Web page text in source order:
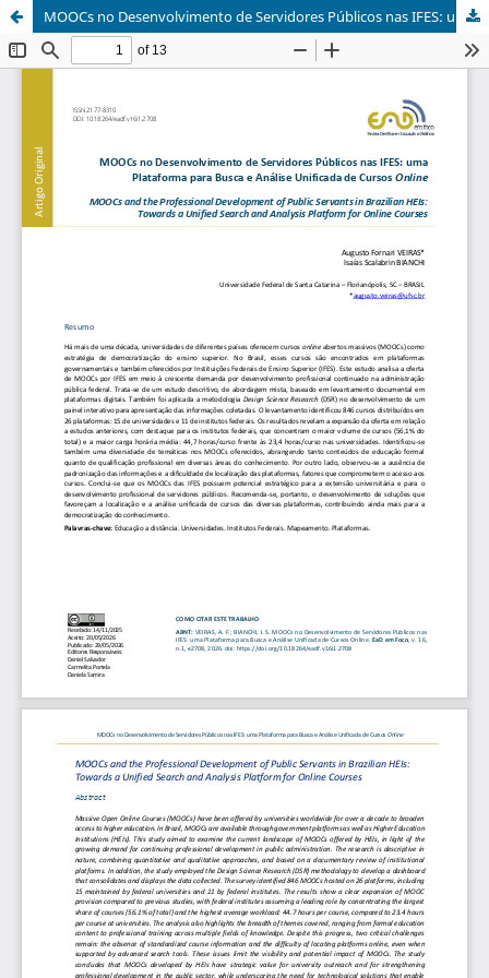
MOOCs no Desenvolvimento de Servidores Públicos nas IFES: uma Plataforma para Busca e Análise Unificada de Cursos Online